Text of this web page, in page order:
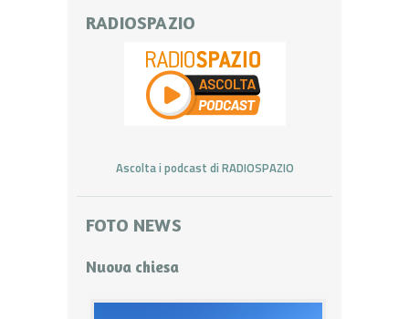
RADIOSPAZIO
Ascolta i podcast di RADIOSPAZIO
FOTO NEWS
Nuova chiesa